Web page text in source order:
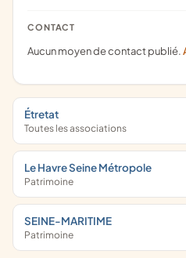
CONTACT
Aucun moyen de contact publié.
Étretat
Toutes les associations
Le Havre Seine Métropole
Patrimoine
SEINE-MARITIME
Patrimoine